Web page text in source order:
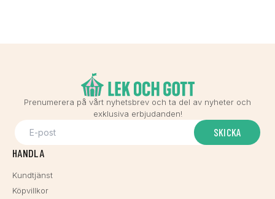
Prenumerera på vårt nyhetsbrev och ta del av nyheter och
exklusiva erbjudanden!
SKICKA
HANDLA
Kundtjänst
Köpvillkor